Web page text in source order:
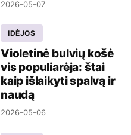
2026-05-07
IDĖJOS
Violetinė bulvių košė
vis populiarėja: štai
kaip išlaikyti spalvą ir
naudą
2026-05-06